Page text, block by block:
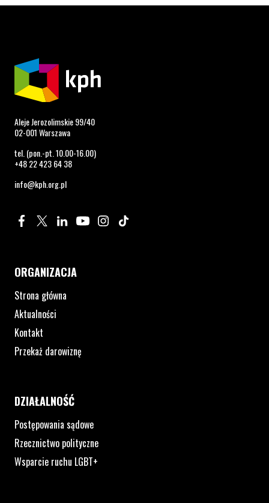
Aleje Jerozolimskie 99/40
02-001 Warszawa
tel. (pon.-pt. 10.00-16.00)
+48 22 423 64 38
info@kph.org.pl
Profil na Facebook. Strona otwiera się w nowym oknie.
Profil na Twitter. Strona otwiera się w nowym oknie.
Profil na LinkedIn. Strona otwiera się w nowym oknie.
Profil na YouTube. Strona otwiera się w nowym
Profil na Instagram. Strona otwiera się
ORGANIZACJA
Strona główna
Aktualności
Kontakt
Przekaż darowiznę
DZIAŁALNOŚĆ
Postępowania sądowe
Rzecznictwo polityczne
Wsparcie ruchu LGBT+